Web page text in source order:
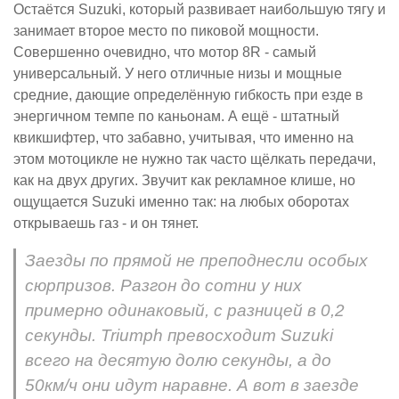
Остаётся Suzuki, который развивает наибольшую тягу и
занимает второе место по пиковой мощности.
Совершенно очевидно, что мотор 8R - самый
универсальный. У него отличные низы и мощные
средние, дающие определённую гибкость при езде в
энергичном темпе по каньонам. А ещё - штатный
квикшифтер, что забавно, учитывая, что именно на
этом мотоцикле не нужно так часто щёлкать передачи,
как на двух других. Звучит как рекламное клише, но
ощущается Suzuki именно так: на любых оборотах
открываешь газ - и он тянет.
Заезды по прямой не преподнесли особых
сюрпризов. Разгон до сотни у них
примерно одинаковый, с разницей в 0,2
секунды. Triumph превосходит Suzuki
всего на десятую долю секунды, а до
50км/ч они идут наравне. А вот в заезде